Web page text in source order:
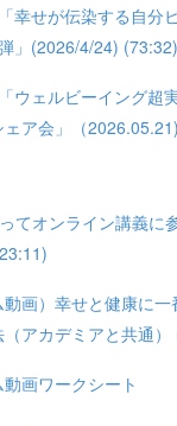
幸せが伝染する自分
」(2026/4/24) (73:32)
ウェルビーイング超
ェア会」（
てオンライン講義に
画）幸せと健康に
（アカデミアと共通
画ワークシート